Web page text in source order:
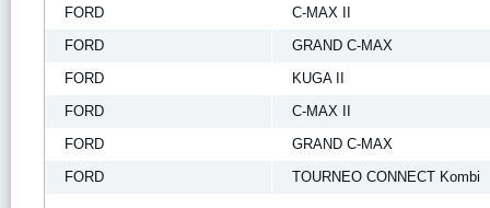
FORD
C-MAX II
FORD
GRAND C-MAX
FORD
KUGA II
FORD
C-MAX II
FORD
GRAND C-MAX
FORD
TOURNEO CONNECT Kombi